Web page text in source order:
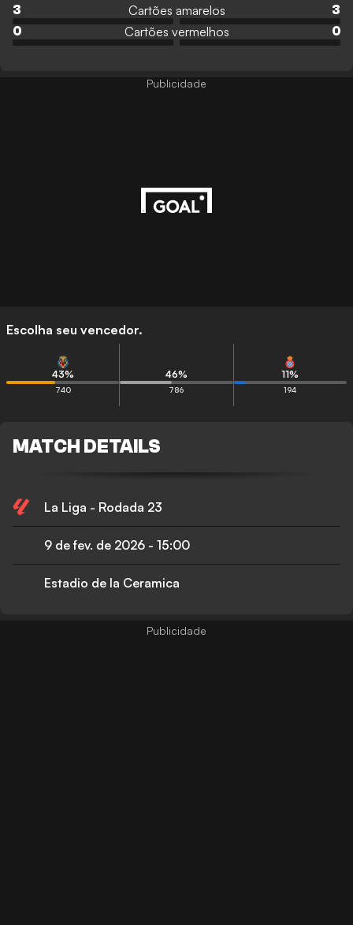
3 Cartões amarelos
3
0
Cartões vermelhos 0
Escolha seu vencedor.
43%
740
46%
786
11%
194
MATCH DETAILS
La Liga - Rodada 23
9 de fev. de 2026 - 15:00
Estadio de la Ceramica
Publicidade